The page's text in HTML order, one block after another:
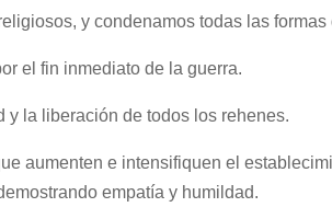
y condenamos todas las
el fin inmediato de la guerra.
y la liberación de todos los rehenes.
aumenten e intensifiquen el
empatía y humildad.